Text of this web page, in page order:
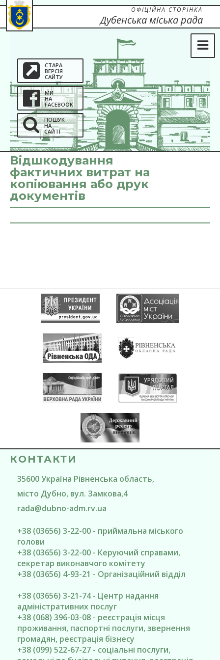
СТАРА
ВЕРСІЯ
САЙТУ
МИ
НА
FACEBOOK
ПОШУК
НА
САЙТІ
ОФІЦІЙНА СТОРІНКА
Дубенська міська рада
Відшкодування
фактичних витрат на
копіювання або друк
документів
КОНТАКТИ
35600Україна Рівненська область,
місто Дубно, вул. Замкова,4
rada@dubno-adm.rv.ua
+38 (03656) 3-22-00 - приймальна міського
голови
+38 (03656) 3-22-00 - Керуючий справами,
секретар виконавчого комітету
+38 (03656) 4-93-21 - Організаційний відділ
+38 (03656) 3-21-74 - Центр надання
адміністративних послуг
+38 (068) 396-03-08 - реєстрація місця
проживання, паспортні послуги, звернення
громадян, реєстрація бізнесу
+38 (099) 522-67-27 - соціальні послуги,